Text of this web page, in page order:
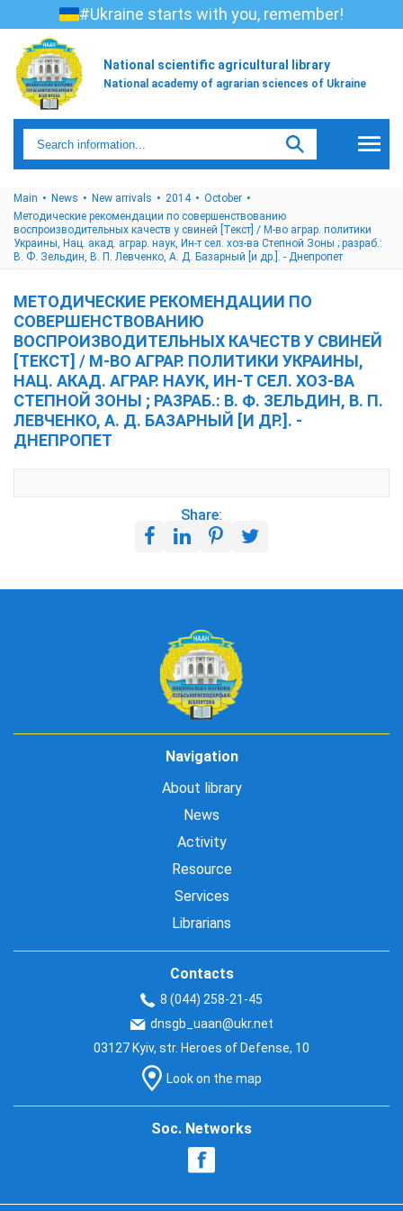
#Ukraine starts with you, remember!
National scientific agricultural library
National academy of agrarian sciences of Ukraine
Main News New arrivals 2014
October
Методические рекомендации по совершенствованию
воспроизводительных качеств у свиней [Текст] / М-во аграр. политики
Украины, Нац. акад. аграр. наук, Ин-т сел. хоз-ва Степной Зоны ; разраб.:
В. Ф. Зельдин, В. П. Левченко, А. Д. Базарный [и др.]. - Днепропет
МЕТОДИЧЕСКИЕ РЕКОМЕНДАЦИИ ПО
СОВЕРШЕНСТВОВАНИЮ
ВОСПРОИЗВОДИТЕЛЬНЫХ КАЧЕСТВ У СВИНЕЙ
[ТЕКСТ] / М-ВО АГРАР. ПОЛИТИКИ УКРАИНЫ,
НАЦ. АКАД. АГРАР. НАУК, ИН-Т СЕЛ. ХОЗ-ВА
СТЕПНОЙ ЗОНЫ ; РАЗРАБ.: В. Ф. ЗЕЛЬДИН, В. П.
ЛЕВЧЕНКО, А. Д. БАЗАРНЫЙ [И ДР.]. -
ДНЕПРОПЕТ
Share:
Navigation
About library
News
Activity
Resource
Services
Librarians
Contacts
8 (044) 258-21-45
dnsgb_uaan@ukr.net
03127 Kyiv, str. Heroes of Defense, 10
Look on the map
Soc. Networks